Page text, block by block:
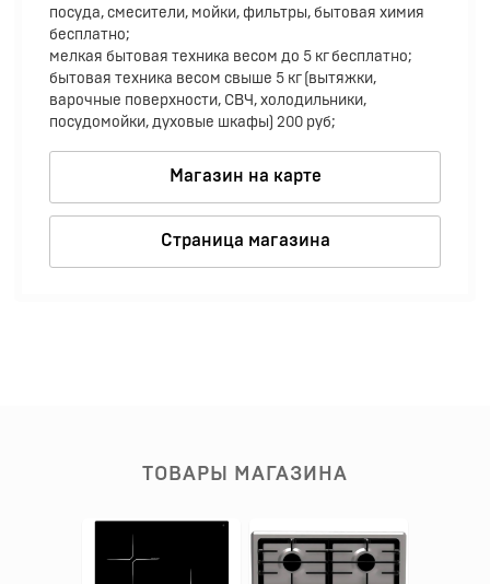
посуда, смесители, мойки, фильтры, бытовая химия
бесплатно;
мелкая бытовая техника весом до 5 кг бесплатно;
бытовая техника весом свыше 5 кг (вытяжки,
варочные поверхности, СВЧ, холодильники,
посудомойки, духовые шкафы) 200 руб;
Магазин на карте
Страница магазина
ТОВАРЫ МАГАЗИНА